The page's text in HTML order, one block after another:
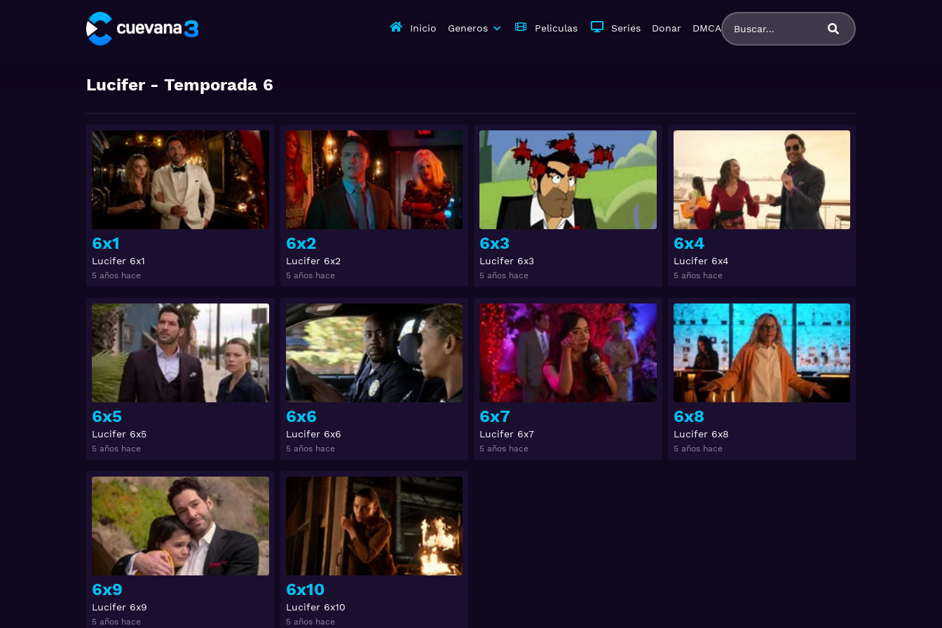
Inicio Generos Peliculas Series Donar DMCA
Lucifer- Temporada 6
6x1
Lucifer 6x1
5 años hace
Ver
6x2
Lucifer 6x2
5 años hace
Ver
6x3
Lucifer 6x3
5 años hace
6x4
Lucifer 6x4
5 años hace
6x5
Lucifer 6x5
5 años hace
Ver
6x6
Lucifer 6x6
5 años hace
Ver
6x7
Lucifer 6x7
5 años hace
Ver
6x8
Lucifer 6x8
5 años hace
6x9
Lucifer 6x9
5 años hace
6x10
Lucifer 6x10
5 años hace